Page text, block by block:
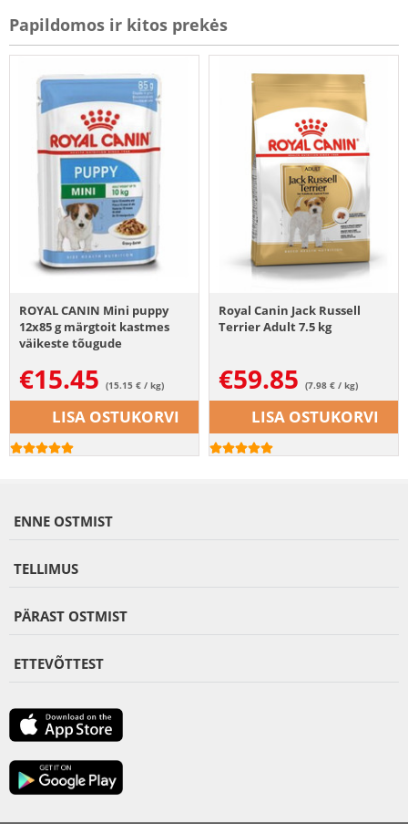
Papildomos ir kitos prekės
ROYAL CANIN Mini puppy
12x85 g märgtoit kastmes
väikeste tõugude
vanuseni
€15.45 (15.15 € / kg)
LISA OSTUKORVI
Royal Canin Jack Russell
Terrier Adult 7.5 kg
€59.85 (7.98 € / kg)
LISA OSTUKORVI
ENNE OSTMIST
TELLIMUS
PÄRAST OSTMIST
ETTEVÕTTEST